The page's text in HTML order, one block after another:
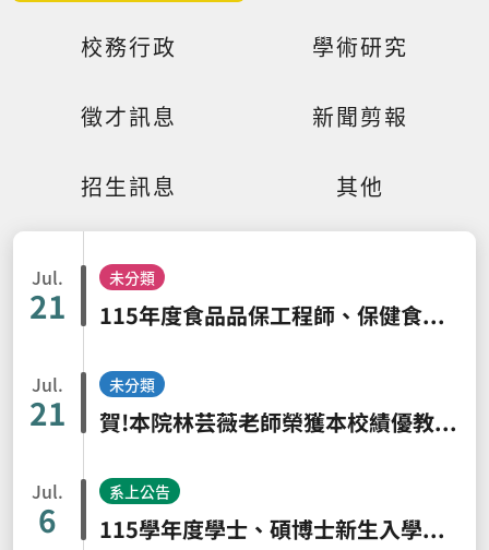
校務行政 學術研究
徵才訊息 新聞剪報
招生訊息 其他
Jul.
21
未分類
115年度食品品保工程師、保健食品工程師能力鑑定簡章及海報
Jul.
21
未分類
賀!本院林芸薇老師榮獲本校績優教師教學特優獎、王紹鴻老師及張文昌老師榮獲教學肯定獎，全院師生仝賀。
Jul.
6
系上公告
115學年度學士、碩博士新生入學重要事項時程表